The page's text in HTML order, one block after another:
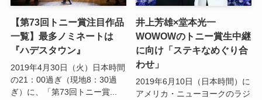
【第73回トニー賞注目作品
一覧】最多ノミネートは
『ハデスタウン』
2019年4月30日（火）日本時間
の21：00過ぎ（現地8：30過
ぎ）に、「第73回トニー賞...
井上芳雄×堂本光一
WOWOWのトニー賞生中継
に向け「ステキなめぐり合
わせ」
2019年6月10日（日本時間）に
アメリカ・ニューヨークのラジ